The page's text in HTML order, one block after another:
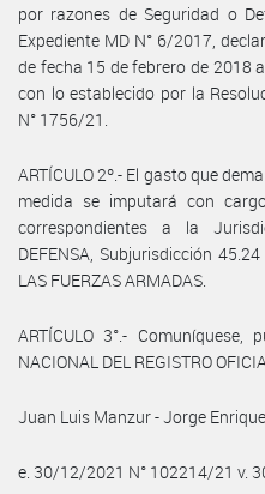
por razones de Seguridad o
Expediente MD N° 6/2017,
de fecha 15 de febrero de 2018
con lo establecido por la
N° 1756/21.
ARTÍCULO 2º.- El gasto que
medida se imputará con
correspondientes a la
DEFENSA, Subjurisdicción
LAS FUERZAS ARMADAS.
ARTÍCULO 3°.- Comuníquese,
NACIONAL DEL REGISTRO
Juan Luis Manzur - Jorge
e. 30/12/2021 N° 102214/21 v.